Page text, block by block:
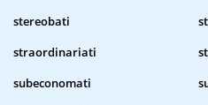
stereobati
straordinariati
subeconomati